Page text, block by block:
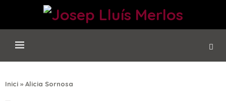
Inici »Alicia Sornosa